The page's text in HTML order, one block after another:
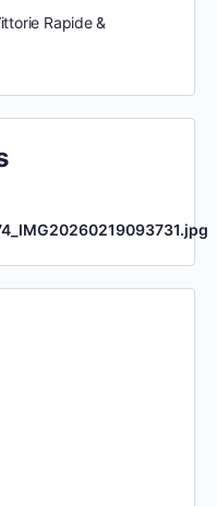
Rapide &